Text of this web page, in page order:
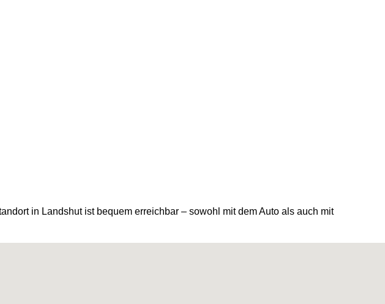
in Landshut ist bequem erreichbar – sowohl mit dem Auto als auch mit